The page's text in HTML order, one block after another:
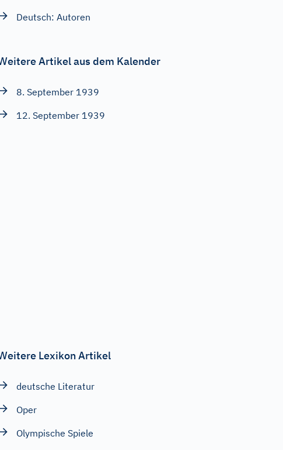
Deutsch: Autoren
Artikel aus dem Kalender
8. September 1939
12. September 1939
Lexikon Artikel
deutsche Literatur
Oper
Olympische Spiele